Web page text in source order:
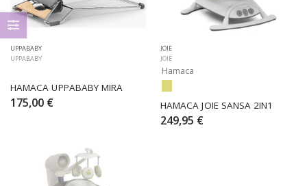
UPPABABY
UPPABABY
HAMACA UPPABABY MIRA
175,00 €
JOIE
JOIE
Hamaca
HAMACA JOIE SANSA 2IN1
249,95 €